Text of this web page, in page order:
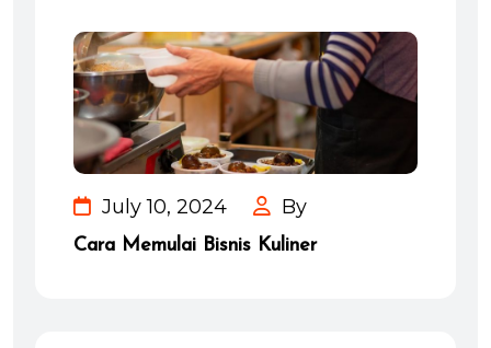
July 10, 2024 By
Cara Memulai Bisnis Kuliner